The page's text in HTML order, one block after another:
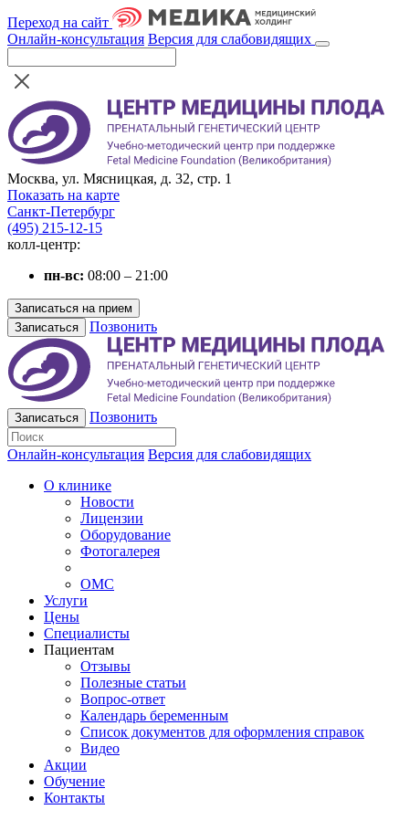
Переход на сайт
Онлайн-консультация Версия для слабовидящих
Москва, ул. Мясницкая, д. 32, стр. 1
Показать на карте
Санкт-Петербург
(495) 215-12-15
колл-центр:
пн-вс: 08:00 – 21:00
Записаться на прием
Записаться
Позвонить
Записаться Позвонить
Онлайн-консультация Версия для слабовидящих
О клинике
Новости
Лицензии
Оборудование
Фотогалерея
ОМС
Услуги
Цены
Специалисты
Пациентам
Отзывы
Полезные статьи
Вопрос-ответ
Календарь беременным
Список документов для оформления справок
Видео
Акции
Обучение
Контакты